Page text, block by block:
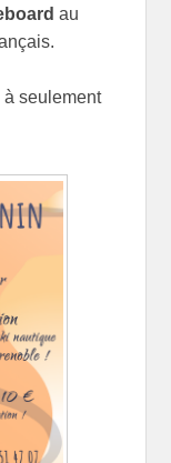
au
à seulement